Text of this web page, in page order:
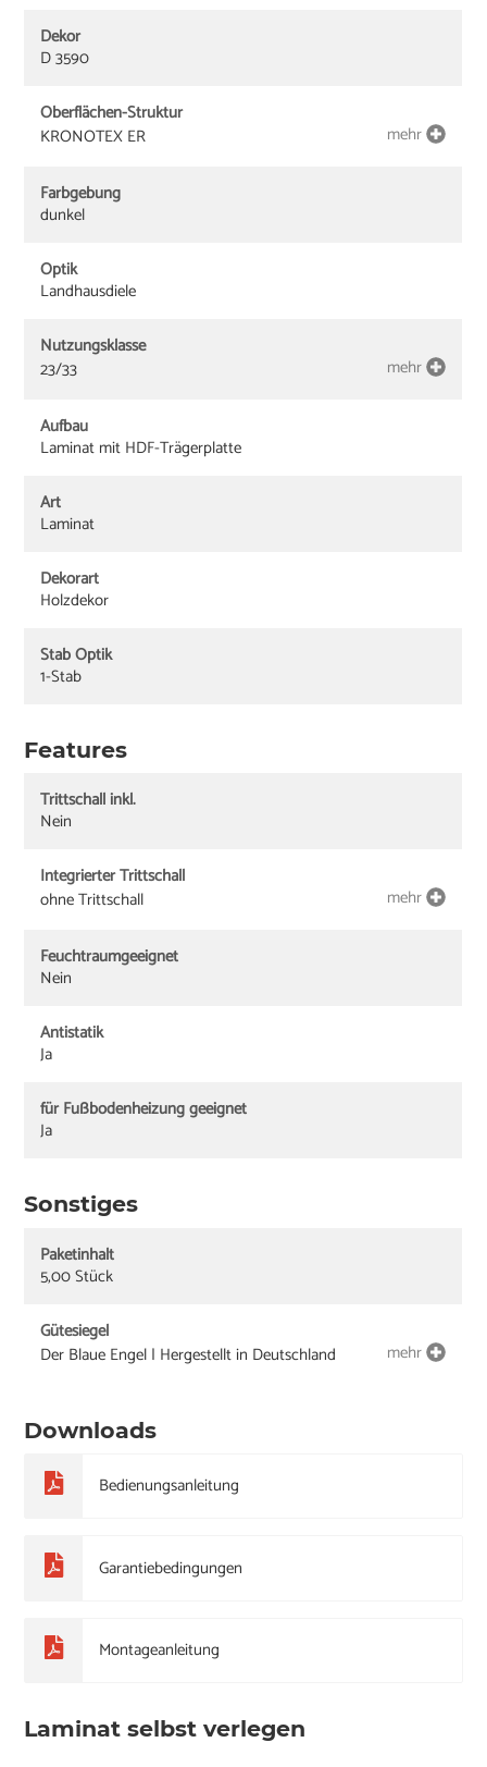
Dekor
D 3590
Oberflächen-Struktur
KRONOTEX ER
mehr
Farbgebung
dunkel
Optik
Landhausdiele
Nutzungsklasse
23/33
mehr
Aufbau
Laminat mit HDF-Trägerplatte
Art
Laminat
Dekorart
Holzdekor
Stab Optik
1-Stab
Features
Trittschall inkl.
Nein
Integrierter Trittschall
ohne Trittschall
mehr
Feuchtraumgeeignet
Nein
Antistatik
Ja
für Fußbodenheizung geeignet
Ja
Sonstiges
Paketinhalt
5,00 Stück
Gütesiegel
Der Blaue Engel | Hergestellt in Deutschland
mehr
Downloads
Bedienungsanleitung
Garantiebedingungen
Montageanleitung
Laminat selbst verlegen